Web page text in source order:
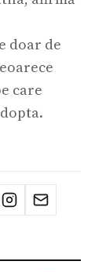
doar de
care